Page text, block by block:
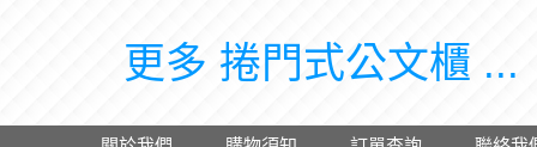
更多 捲門式公文櫃 ...